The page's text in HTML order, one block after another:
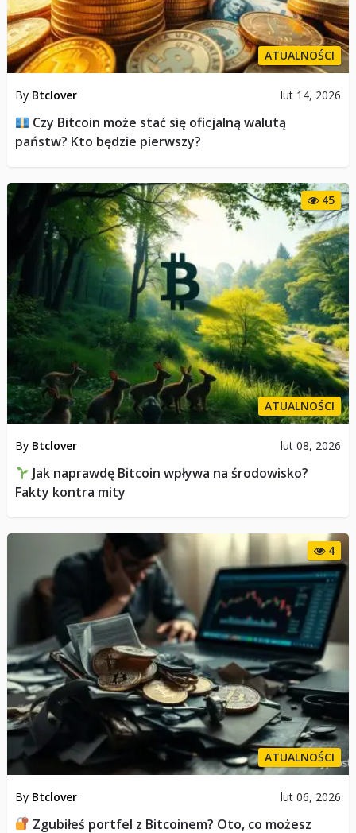
ATUALNOŚCI
By Btclover lut 14, 2026
Czy Bitcoin może stać się oficjalną walutą
państw? Kto będzie pierwszy?
45
ATUALNOŚCI
By Btclover lut 08, 2026
Jak naprawdę Bitcoin wpływa na środowisko?
Fakty kontra mity
4
ATUALNOŚCI
By Btclover lut 06, 2026
Zgubiłeś portfel z Bitcoinem? Oto, co możesz